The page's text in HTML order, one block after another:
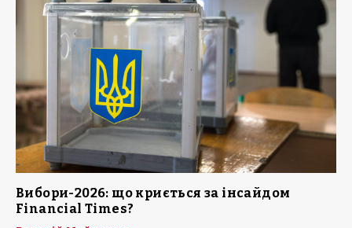
Вибори-2026: що криється за інсайдом
Financial Times?